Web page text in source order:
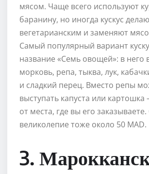
мясом. Чаще всего используют
баранину, но иногда кускус
вегетарианским и заменяют
Самый популярный вариант
название «Семь овощей»: в него
морковь, репа, тыква, лук,
и сладкий перец. Вместо репы
выступать капуста или картошка
от места, где вы его
великолепие тоже около 50 MAD.
3.